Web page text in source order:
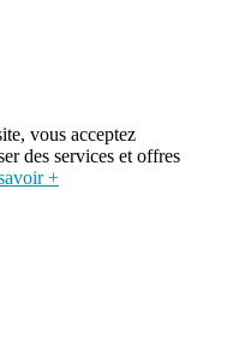
vous acceptez
des services et offres
+